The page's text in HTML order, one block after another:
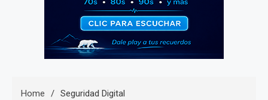
Home Seguridad Digital